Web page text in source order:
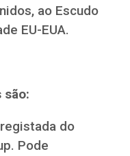
ao Escudo
EU-EUA.
são:
do
Pode